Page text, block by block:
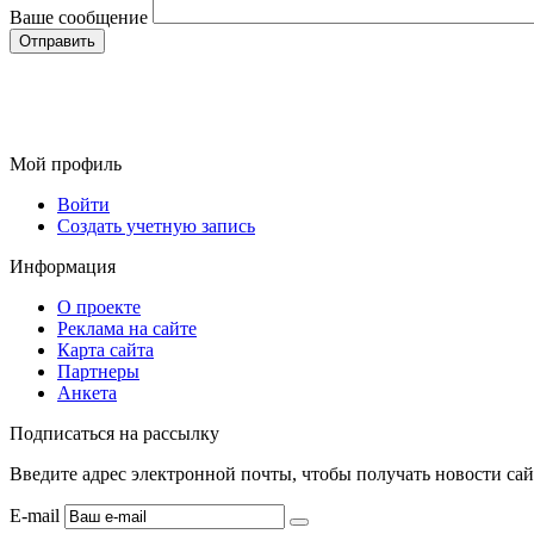
Ваше сообщение
Мой профиль
Войти
Создать учетную запись
Информация
О проекте
Реклама на сайте
Карта сайта
Партнеры
Анкета
Подписаться на рассылку
Введите адрес электронной почты, чтобы получать новости
E-mail